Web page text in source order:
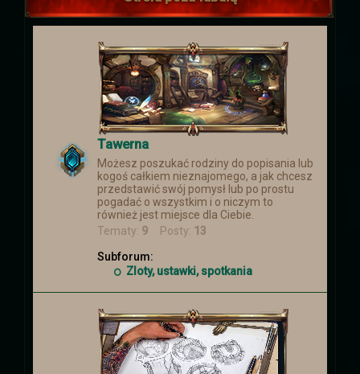
Tawerna
Możesz poszukać rodziny do popisania lub
kogoś całkiem nieznajomego, a jak chcesz
przedstawić swój pomysł lub po prostu
pogadać o wszystkim i o niczym to
również jest miejsce dla Ciebie.
Tematy: 9 Posty: 13
Subforum:
Zloty, ustawki, spotkania